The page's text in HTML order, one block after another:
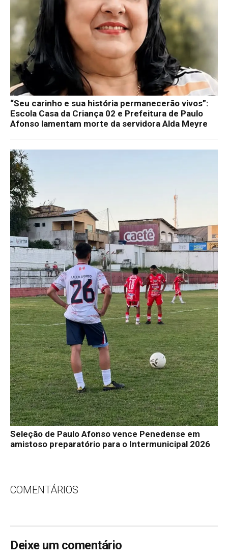
“Seu carinho e sua história permanecerão vivos”:
Escola Casa da Criança 02 e Prefeitura de Paulo
Afonso lamentam morte da servidora Alda Meyre
Seleção de Paulo Afonso vence Penedense em
amistoso preparatório para o Intermunicipal 2026
COMENTÁRIOS
Deixe um comentário